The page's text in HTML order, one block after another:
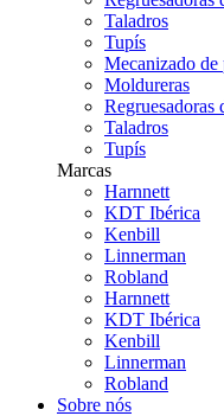
Taladros
Tupís
Mecanizado de
Moldureras
Regruesadoras
Taladros
Tupís
Marcas
Harnnett
KDT Ibérica
Kenbill
Linnerman
Robland
Harnnett
KDT Ibérica
Kenbill
Linnerman
Robland
Sobre nós